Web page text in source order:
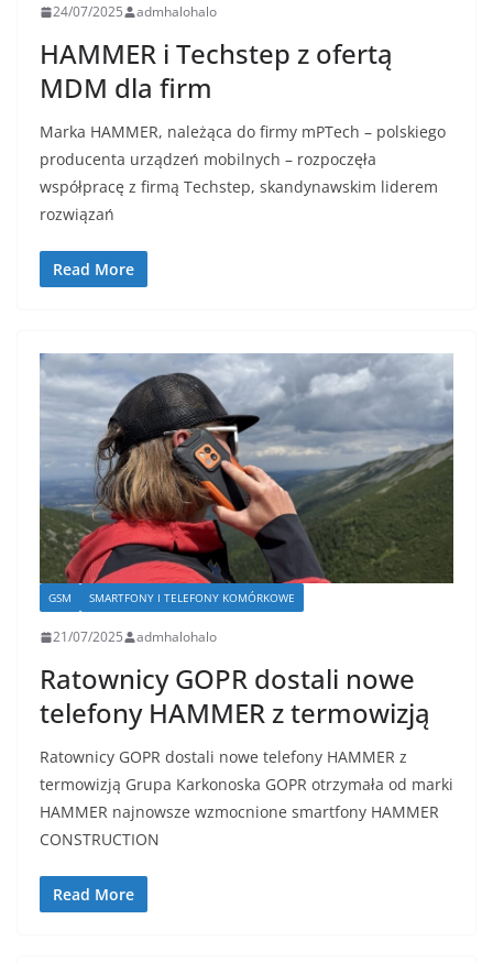
24/07/2025 admhalohalo
HAMMER i Techstep z ofertą
MDM dla firm
Marka HAMMER, należąca do firmy mPTech – polskiego
producenta urządzeń mobilnych – rozpoczęła
współpracę z firmą Techstep, skandynawskim liderem
rozwiązań
Read More
GSM SMARTFONY I TELEFONY KOMÓRKOWE
21/07/2025 admhalohalo
Ratownicy GOPR dostali nowe
telefony HAMMER z termowizją
Ratownicy GOPR dostali nowe telefony HAMMER z
termowizją Grupa Karkonoska GOPR otrzymała od marki
HAMMER najnowsze wzmocnione smartfony HAMMER
CONSTRUCTION
Read More